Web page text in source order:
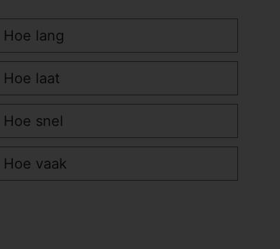
Hoe lang
Hoe laat
Hoe snel
Hoe vaak